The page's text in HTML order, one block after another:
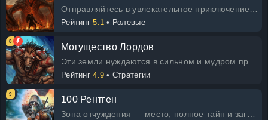
Рейтинг5.1 • Ролевые
8 Могущество Лордов
Рейтинг4.9 • Стратегии
9 100 Рентген